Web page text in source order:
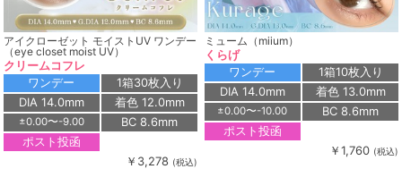
アイクローゼット モイストUV ワンデー
（eye closet moist UV）
クリームコフレ
ワンデー
1箱30枚入り
DIA 14.0mm
着色 12.0mm
±0.00〜-9.00
BC 8.6mm
ポスト投函
￥3,278 (税込)
ミューム（miium）
くらげ
ワンデー
1箱10枚入り
DIA 14.0mm
着色 13.0mm
±0.00〜-10.00
BC 8.6mm
ポスト投函
￥1,760 (税込)